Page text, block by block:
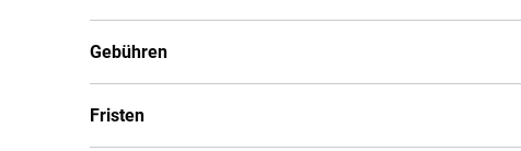
Gebühren
Fristen